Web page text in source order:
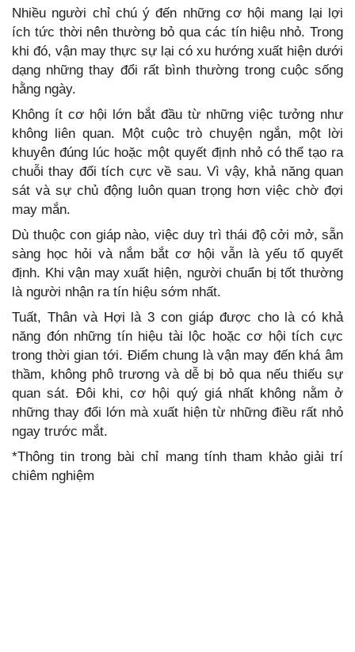
Nhiều người chỉ chú ý đến những cơ hội mang lại lợi
ích tức thời nên thường bỏ qua các tín hiệu nhỏ. Trong
khi đó, vận may thực sự lại có xu hướng xuất hiện dưới
dạng những thay đổi rất bình thường trong cuộc sống
hằng ngày.
Không ít cơ hội lớn bắt đầu từ những việc tưởng như
không liên quan. Một cuộc trò chuyện ngắn, một lời
khuyên đúng lúc hoặc một quyết định nhỏ có thể tạo ra
chuỗi thay đổi tích cực về sau. Vì vậy, khả năng quan
sát và sự chủ động luôn quan trọng hơn việc chờ đợi
may mắn.
Dù thuộc con giáp nào, việc duy trì thái độ cởi mở, sẵn
sàng học hỏi và nắm bắt cơ hội vẫn là yếu tố quyết
định. Khi vận may xuất hiện, người chuẩn bị tốt thường
là người nhận ra tín hiệu sớm nhất.
Tuất, Thân và Hợi là 3 con giáp được cho là có khả
năng đón những tín hiệu tài lộc hoặc cơ hội tích cực
trong thời gian tới. Điểm chung là vận may đến khá âm
thầm, không phô trương và dễ bị bỏ qua nếu thiếu sự
quan sát. Đôi khi, cơ hội quý giá nhất không nằm ở
những thay đổi lớn mà xuất hiện từ những điều rất nhỏ
ngay trước mắt.
*Thông tin trong bài chỉ mang tính tham khảo giải trí
chiêm nghiệm